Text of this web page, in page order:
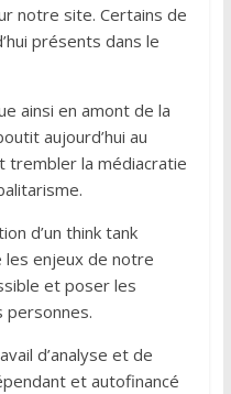
notre site. Certains de
présents dans le
ainsi en amont de la
aujourd’hui au
trembler la médiacratie
d’un think tank
les enjeux de notre
et poser les
personnes.
d’analyse et de
et autofinancé